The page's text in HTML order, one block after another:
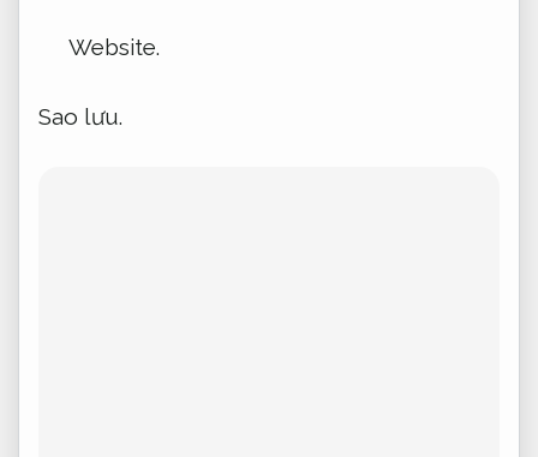
Website.
Sao lưu.